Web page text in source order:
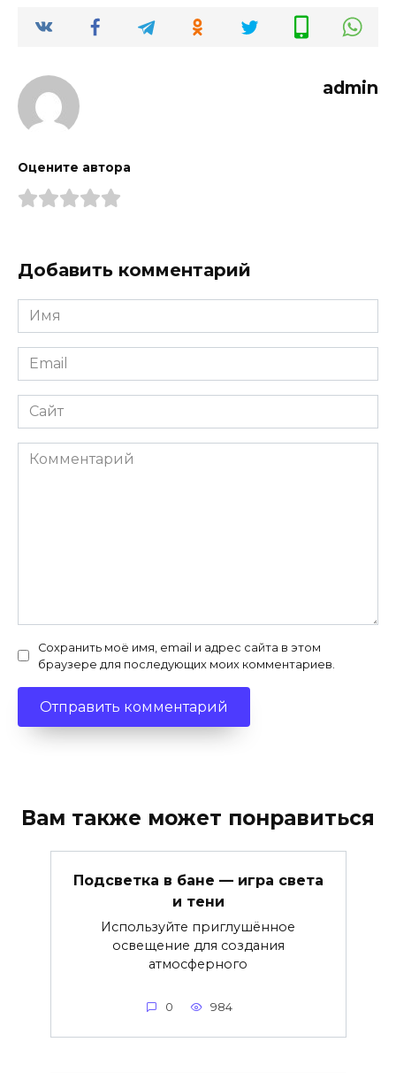
admin
Оцените автора
Добавить комментарий
Имя
*
Email
*
Сайт
Комментарий
Сохранить моё имя, email и адрес сайта в этом
браузере для последующих моих комментариев.
Вам также может понравиться
Подсветка в бане — игра света
и тени
Используйте приглушённое
освещение для создания
атмосферного
0 984